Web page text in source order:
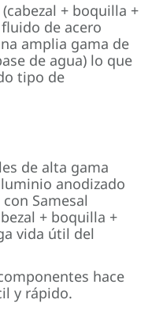
+ boquilla +
de acero
amplia gama de
de agua) lo que
tipo de
de alta gama
anodizado
Samesal
+ boquilla +
vida útil del
hace
y rápido.